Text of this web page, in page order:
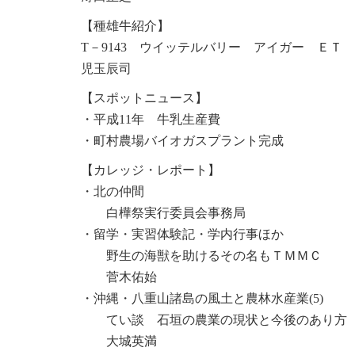
【種雄牛紹介】
T－9143 ウイッテルバリー アイガー ＥＴ
児玉辰司
【スポットニュース】
・平成11年 牛乳生産費
・町村農場バイオガスプラント完成
【カレッジ・レポート】
・北の仲間
白樺祭実行委員会事務局
・留学・実習体験記・学内行事ほか
野生の海獣を助けるその名もＴＭＭＣ
菅木佑始
・沖縄・八重山諸島の風土と農林水産業(5)
てい談 石垣の農業の現状と今後のあり方
大城英満